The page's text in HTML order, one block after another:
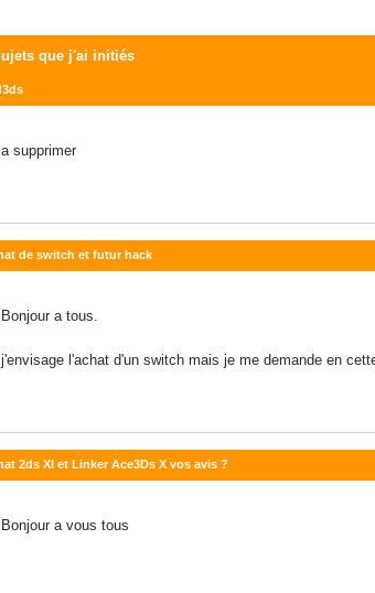
que j'ai initiés
a supprimer
de switch et futur hack
Bonjour a tous.
j'envisage l'achat d'un switch mais je me demande en
2ds Xl et Linker Ace3Ds X vos avis ?
Bonjour a vous tous